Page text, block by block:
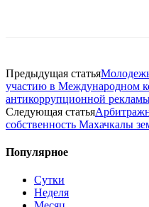
Предыдущая статья
участию в Международном
антикоррупционной
Следующая статья
собственность Махачкалы
Популярное
Сутки
Неделя